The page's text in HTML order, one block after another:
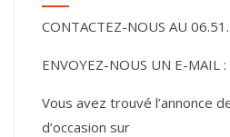
CONTACTEZ-NOUS AU
ENVOYEZ-NOUS UN E-MAIL :
Vous avez trouvé l’annonce
d’occasion sur